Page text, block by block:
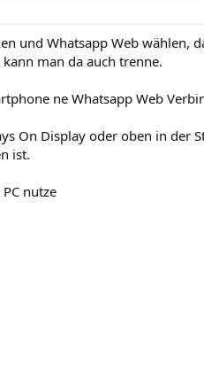
und Whatsapp Web wählen,
man da auch trenne.
ne Whatsapp Web
On Display oder oben in der
ist.
nutze